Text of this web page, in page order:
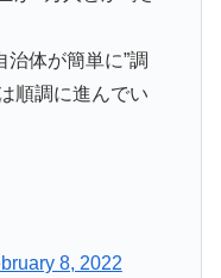
治体が簡単に”調
順調に進んでい
8, 2022